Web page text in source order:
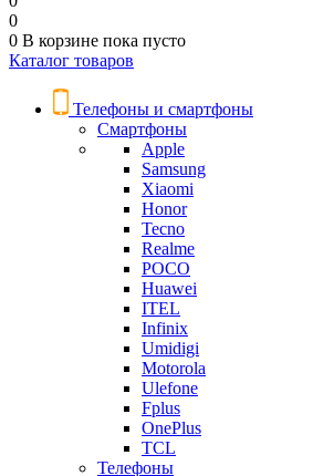
0
0 В корзине пока пусто
Каталог товаров
Телефоны и смартфоны
Смартфоны
Apple
Samsung
Xiaomi
Honor
Tecno
Realme
POCO
Huawei
ITEL
Infinix
Umidigi
Motorola
Ulefone
Fplus
OnePlus
TCL
Телефоны